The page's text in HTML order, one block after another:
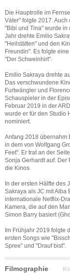
Die Hauptrolle im
Väter" folgte 2017. Auch
"Bibi und Tina" wurde in
Jahr drehte Emilio
"Heilstätten" und den
Freundin". Es folgte
"Der Schweinhirt".
Emilio Sakraya drehte
Das verschwundene
Furtwängler und
Schauspieler in der
Februar 2019 in der
wurde er für den Studio
nominiert.
Anfang 2018 übernahm
in dem von Wolfgang
Feet". Er trat an der
Sonja Gerhardt auf. Der
die Kinos.
In der ersten Hälfte des
Sakraya als JC mit Alba
internationale Netflix-
Kamera, die auf den
Simon Barry basiert
Im Frühjahr 2019 folgte
ersten Songs wie
Spree" und "Drauf bist".
Filmographie